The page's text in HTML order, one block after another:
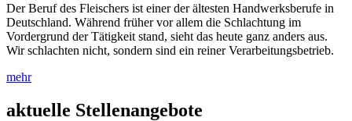
Der Beruf des Fleischers ist einer der ältesten Handwerksberufe in
Deutschland. Während früher vor allem die Schlachtung im
Vordergrund der Tätigkeit stand, sieht das heute ganz anders aus.
Wir schlachten nicht, sondern sind ein reiner Verarbeitungsbetrieb.
mehr
aktuelle Stellenangebote